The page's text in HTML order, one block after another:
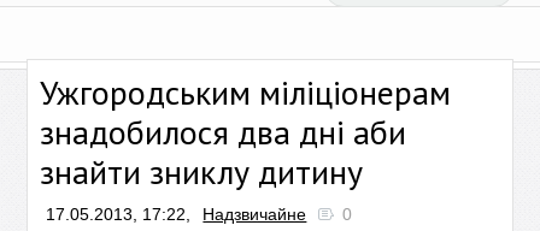
Ужгородським міліціонерам
знадобилося два дні аби
знайти зниклу дитину
17.05.2013, 17:22, Надзвичайне 0